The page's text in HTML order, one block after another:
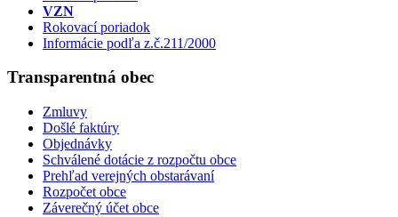
VZN
Rokovací poriadok
Informácie podľa z.č.211/2000
Transparentná obec
Zmluvy
Došlé faktúry
Objednávky
Schválené dotácie z rozpočtu obce
Prehľad verejných obstarávaní
Rozpočet obce
Záverečný účet obce